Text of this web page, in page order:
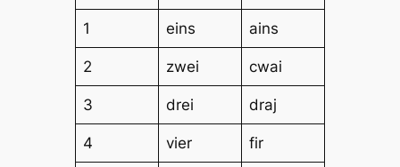
1 eins ains
2 zwei cwai
3 drei draj
4 vier fir